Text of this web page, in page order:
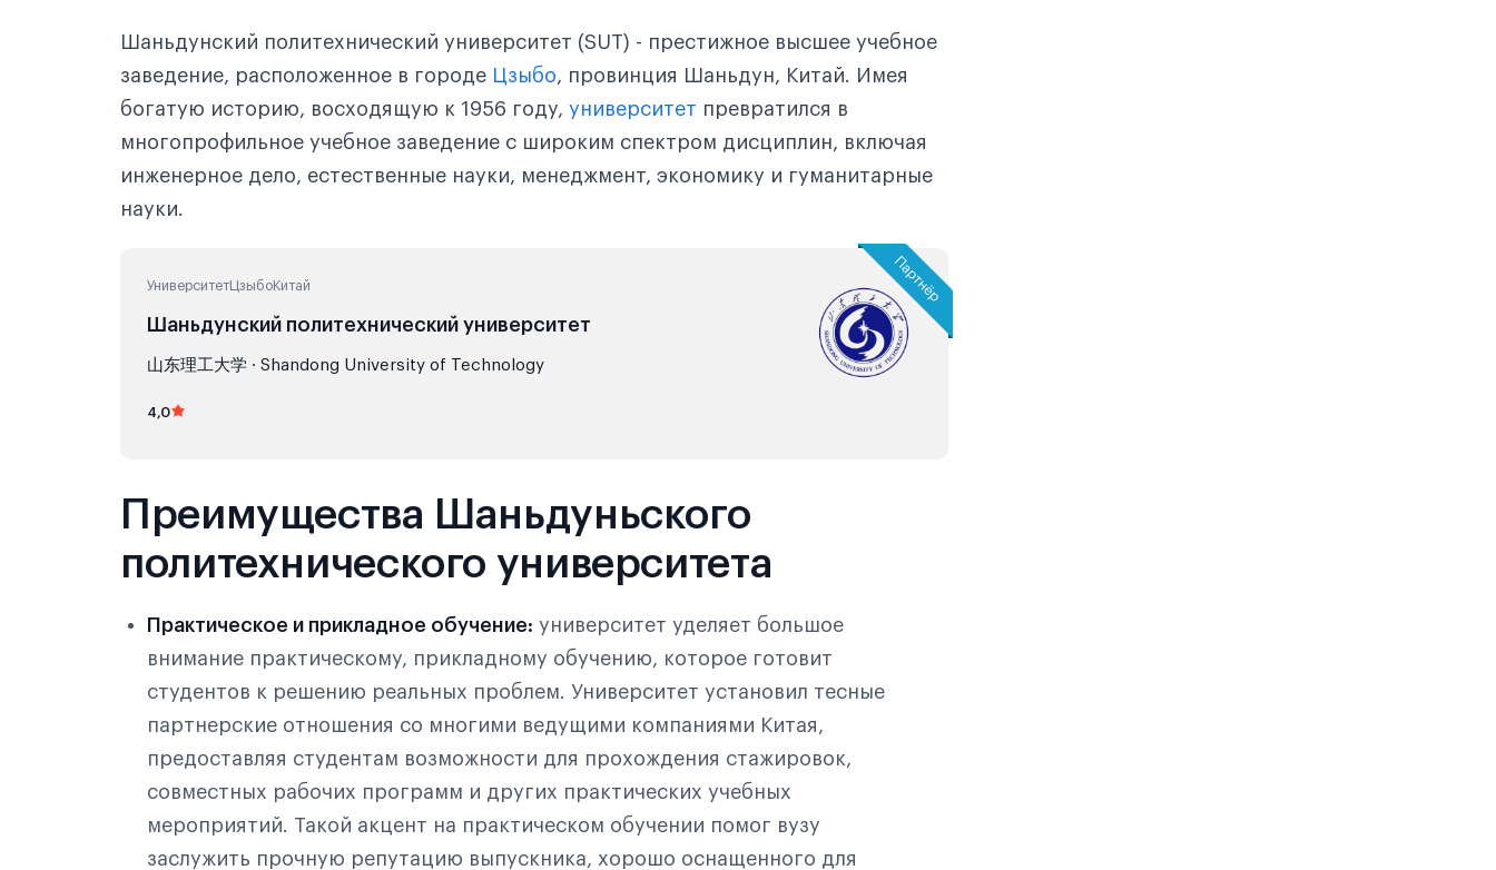
Шаньдунский политехнический университет (SUT) - престижное высшее учебное
заведение, расположенное в городе Цзыбо, провинция Шаньдун, Китай. Имея
богатую историю, восходящую к 1956 году, университет превратился в
многопрофильное учебное заведение с широким спектром дисциплин, включая
инженерное дело, естественные науки, менеджмент, экономику и гуманитарные
науки.
Университет ЦзыбоКитай
Шаньдунский политехнический университет
山东理工大学 · Shandong University of Technology
4,0
Преимущества Шаньдуньского
политехнического университета
Практическое и прикладное обучение: университет уделяет большое
внимание практическому, прикладному обучению, которое готовит
студентов к решению реальных проблем. Университет установил тесные
партнерские отношения со многими ведущими компаниями Китая,
предоставляя студентам возможности для прохождения стажировок,
совместных рабочих программ и других практических учебных
мероприятий. Такой акцент на практическом обучении помог вузу
заслужить прочную репутацию выпускника, хорошо оснащенного для